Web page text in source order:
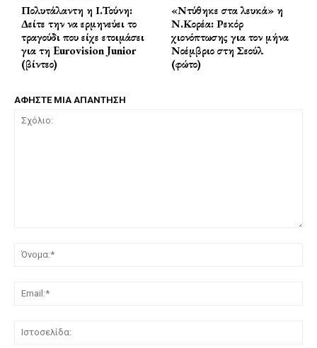
Πολυτάλαντη η Ι.Τούνη:
Δείτε την να ερμηνεύει το
τραγούδι που είχε ετοιμάσει
για τη Eurovision Junior
(βίντεο)
«Ντύθηκε στα λευκά» η
Ν.Κορέα: Ρεκόρ
χιονόπτωσης για τον μήνα
Νοέμβριο στη Σεούλ
(φώτο)
ΑΦΗΣΤΕ ΜΙΑ ΑΠΑΝΤΗΣΗ